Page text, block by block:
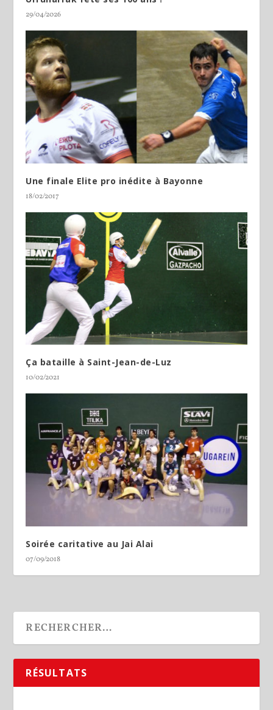
29/04/2026
Une finale Elite pro inédite à Bayonne
18/02/2017
Ça bataille à Saint-Jean-de-Luz
10/02/2021
Soirée caritative au Jai Alai
07/09/2018
RÉSULTATS